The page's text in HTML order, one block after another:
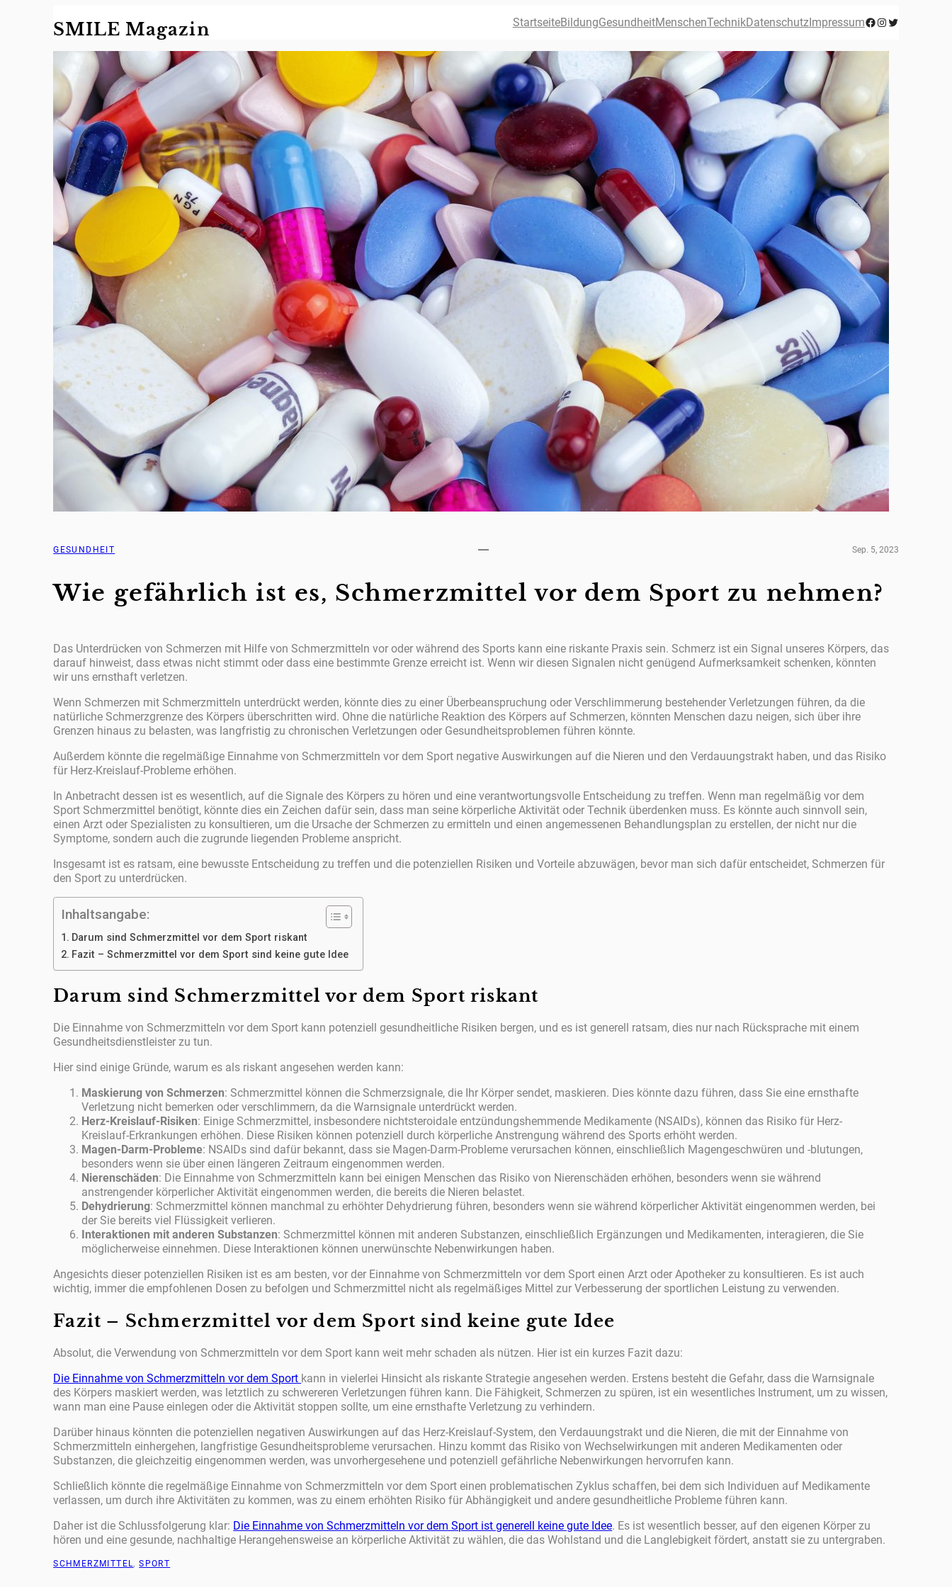
Inhalt
springen
SMILE Magazin StartseiteBildungGesundheitMenschenTechnikDatenschutzImpressumFacebook Instagram Twitter
GESUNDHEIT Sep. 5, 2023
Wie gefährlich ist es, Schmerzmittel vor dem Sport zu nehmen?
Das Unterdrücken von Schmerzen mit Hilfe von Schmerzmitteln vor oder während des Sports kann eine riskante Praxis sein. Schmerz ist ein Signal unseres Körpers, das
darauf hinweist, dass etwas nicht stimmt oder dass eine bestimmte Grenze erreicht ist. Wenn wir diesen Signalen nicht genügend Aufmerksamkeit schenken, könnten
wir uns ernsthaft verletzen.
Wenn Schmerzen mit Schmerzmitteln unterdrückt werden, könnte dies zu einer Überbeanspruchung oder Verschlimmerung bestehender Verletzungen führen, da die
natürliche Schmerzgrenze des Körpers überschritten wird. Ohne die natürliche Reaktion des Körpers auf Schmerzen, könnten Menschen dazu neigen, sich über ihre
Grenzen hinaus zu belasten, was langfristig zu chronischen Verletzungen oder Gesundheitsproblemen führen könnte.
Außerdem könnte die regelmäßige Einnahme von Schmerzmitteln vor dem Sport negative Auswirkungen auf die Nieren und den Verdauungstrakt haben, und das Risiko
für Herz-Kreislauf-Probleme erhöhen.
In Anbetracht dessen ist es wesentlich, auf die Signale des Körpers zu hören und eine verantwortungsvolle Entscheidung zu treffen. Wenn man regelmäßig vor dem
Sport Schmerzmittel benötigt, könnte dies ein Zeichen dafür sein, dass man seine körperliche Aktivität oder Technik überdenken muss. Es könnte auch sinnvoll sein,
einen Arzt oder Spezialisten zu konsultieren, um die Ursache der Schmerzen zu ermitteln und einen angemessenen Behandlungsplan zu erstellen, der nicht nur die
Symptome, sondern auch die zugrunde liegenden Probleme anspricht.
Insgesamt ist es ratsam, eine bewusste Entscheidung zu treffen und die potenziellen Risiken und Vorteile abzuwägen, bevor man sich dafür entscheidet, Schmerzen für
den Sport zu unterdrücken.
Inhaltsangabe:
Darum sind Schmerzmittel vor dem Sport riskant
Fazit – Schmerzmittel vor dem Sport sind keine gute Idee
Darum sind Schmerzmittel vor dem Sport riskant
Die Einnahme von Schmerzmitteln vor dem Sport kann potenziell gesundheitliche Risiken bergen, und es ist generell ratsam, dies nur nach Rücksprache mit einem
Gesundheitsdienstleister zu tun.
Hier sind einige Gründe, warum es als riskant angesehen werden kann:
Maskierung von Schmerzen: Schmerzmittel können die Schmerzsignale, die Ihr Körper sendet, maskieren. Dies könnte dazu führen, dass Sie eine ernsthafte
Verletzung nicht bemerken oder verschlimmern, da die Warnsignale unterdrückt werden.
Herz-Kreislauf-Risiken: Einige Schmerzmittel, insbesondere nichtsteroidale entzündungshemmende Medikamente (NSAIDs), können das Risiko für Herz-
Kreislauf-Erkrankungen erhöhen. Diese Risiken können potenziell durch körperliche Anstrengung während des Sports erhöht werden.
Magen-Darm-Probleme: NSAIDs sind dafür bekannt, dass sie Magen-Darm-Probleme verursachen können, einschließlich Magengeschwüren und -blutungen,
besonders wenn sie über einen längeren Zeitraum eingenommen werden.
Nierenschäden: Die Einnahme von Schmerzmitteln kann bei einigen Menschen das Risiko von Nierenschäden erhöhen, besonders wenn sie während
anstrengender körperlicher Aktivität eingenommen werden, die bereits die Nieren belastet.
Dehydrierung: Schmerzmittel können manchmal zu erhöhter Dehydrierung führen, besonders wenn sie während körperlicher Aktivität eingenommen werden, bei
der Sie bereits viel Flüssigkeit verlieren.
Interaktionen mit anderen Substanzen: Schmerzmittel können mit anderen Substanzen, einschließlich Ergänzungen und Medikamenten, interagieren, die Sie
möglicherweise einnehmen. Diese Interaktionen können unerwünschte Nebenwirkungen haben.
Angesichts dieser potenziellen Risiken ist es am besten, vor der Einnahme von Schmerzmitteln vor dem Sport einen Arzt oder Apotheker zu konsultieren. Es ist auch
wichtig, immer die empfohlenen Dosen zu befolgen und Schmerzmittel nicht als regelmäßiges Mittel zur Verbesserung der sportlichen Leistung zu verwenden.
Fazit – Schmerzmittel vor dem Sport sind keine gute Idee
Absolut, die Verwendung von Schmerzmitteln vor dem Sport kann weit mehr schaden als nützen. Hier ist ein kurzes Fazit dazu:
Die Einnahme von Schmerzmitteln vor dem Sport kann in vielerlei Hinsicht als riskante Strategie angesehen werden. Erstens besteht die Gefahr, dass die Warnsignale
des Körpers maskiert werden, was letztlich zu schwereren Verletzungen führen kann. Die Fähigkeit, Schmerzen zu spüren, ist ein wesentliches Instrument, um zu wissen,
wann man eine Pause einlegen oder die Aktivität stoppen sollte, um eine ernsthafte Verletzung zu verhindern.
Darüber hinaus könnten die potenziellen negativen Auswirkungen auf das Herz-Kreislauf-System, den Verdauungstrakt und die Nieren, die mit der Einnahme von
Schmerzmitteln einhergehen, langfristige Gesundheitsprobleme verursachen. Hinzu kommt das Risiko von Wechselwirkungen mit anderen Medikamenten oder
Substanzen, die gleichzeitig eingenommen werden, was unvorhergesehene und potenziell gefährliche Nebenwirkungen hervorrufen kann.
Schließlich könnte die regelmäßige Einnahme von Schmerzmitteln vor dem Sport einen problematischen Zyklus schaffen, bei dem sich Individuen auf Medikamente
verlassen, um durch ihre Aktivitäten zu kommen, was zu einem erhöhten Risiko für Abhängigkeit und andere gesundheitliche Probleme führen kann.
Daher ist die Schlussfolgerung klar: Die Einnahme von Schmerzmitteln vor dem Sport ist generell keine gute Idee. Es ist wesentlich besser, auf den eigenen Körper zu
hören und eine gesunde, nachhaltige Herangehensweise an körperliche Aktivität zu wählen, die das Wohlstand und die Langlebigkeit fördert, anstatt sie zu untergraben.
SCHMERZMITTEL, SPORT